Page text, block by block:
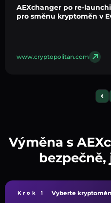
AEXchanger po re-
pro směnu kryptoměn v
www.cryptopolitan.com
Výměna s
Krok 1 Vyberte